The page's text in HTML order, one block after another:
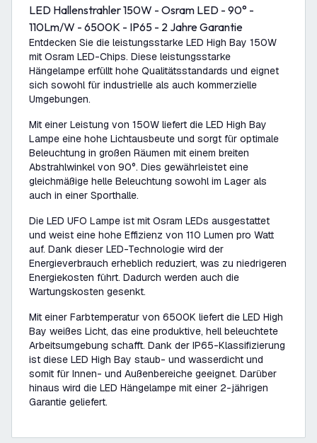
LED Hallenstrahler 150W - Osram LED - 90° -
110Lm/W - 6500K - IP65 - 2 Jahre Garantie
Entdecken Sie die leistungsstarke LED High Bay 150W
mit Osram LED-Chips. Diese leistungsstarke
Hängelampe erfüllt hohe Qualitätsstandards und eignet
sich sowohl für industrielle als auch kommerzielle
Umgebungen.
Mit einer Leistung von 150W liefert die LED High Bay
Lampe eine hohe Lichtausbeute und sorgt für optimale
Beleuchtung in großen Räumen mit einem breiten
Abstrahlwinkel von 90°. Dies gewährleistet eine
gleichmäßige helle Beleuchtung sowohl im Lager als
auch in einer Sporthalle.
Die LED UFO Lampe ist mit Osram LEDs ausgestattet
und weist eine hohe Effizienz von 110 Lumen pro Watt
auf. Dank dieser LED-Technologie wird der
Energieverbrauch erheblich reduziert, was zu niedrigeren
Energiekosten führt. Dadurch werden auch die
Wartungskosten gesenkt.
Mit einer Farbtemperatur von 6500K liefert die LED High
Bay weißes Licht, das eine produktive, hell beleuchtete
Arbeitsumgebung schafft. Dank der IP65-Klassifizierung
ist diese LED High Bay staub- und wasserdicht und
somit für Innen- und Außenbereiche geeignet. Darüber
hinaus wird die LED Hängelampe mit einer 2-jährigen
Garantie geliefert.